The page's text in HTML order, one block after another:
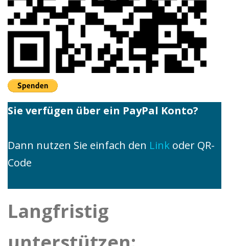
Sie verfügen über ein PayPal Konto?
Dann nutzen Sie einfach den Link oder QR-
Code
Langfristig